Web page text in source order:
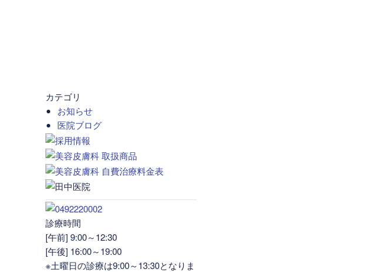
カテゴリ
お知らせ
医院ブログ
診療時間
[午前] 9:00～12:30
[午後] 16:00～19:00
※土曜日の診療は9:00～13:30となりま